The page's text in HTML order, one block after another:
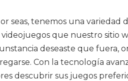
seas, tenemos una variedad
videojuegos que nuestro
deseaste que fuera,
Con la tecnología
descubrir sus juegos